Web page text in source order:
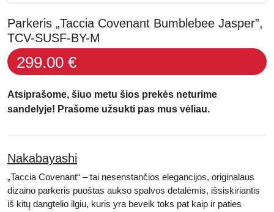
Parkeris „Taccia Covenant Bumblebee Jasper”,
TCV-SUSF-BY-M
299.00 €
Atsiprašome, šiuo metu šios prekės neturime
sandelyje! Prašome užsukti pas mus vėliau.
Nakabayashi
„Taccia Covenant“ – tai nesenstančios elegancijos, originalaus
dizaino parkeris puoštas aukso spalvos detalėmis, išsiskiriantis
iš kitų dangtelio ilgiu, kuris yra beveik toks pat kaip ir paties